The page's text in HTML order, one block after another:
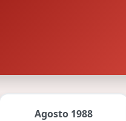
Agosto 1988